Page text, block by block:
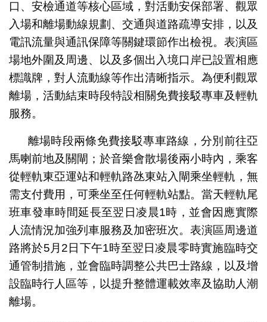
口、安檢通道等核心區域，對活動安保部署、觀眾
入場和離場動線規劃、交通與道路疏導安排，以及
電訊流量與通訊保障等關鍵環節作出檢視。表演區
場地外圍及周邊、以及多個出入境口岸已設置相應
標識牌，對人流動線等作出清晰指示。為便利觀眾
離場，活動結束時段特設相關免費接駁專車及輕軌
服務。
離場時段兩條免費接駁專車路線，分別前往亞
馬喇前地及關閘；於音樂會散場後兩小時內，乘客
從輕軌東亞運站和輕軌路氹東站入閘乘坐輕軌，無
需支付費用，可乘坐至任何輕軌站點。當天輕軌尾
班車發車時間延長至翌日凌晨1時，並會因應實際
人流情況加強列車服務及加密班次。表演區周邊道
路將於5月2日下午1時至翌日凌晨零時實施臨時交
通管制措施，並會臨時調整公共巴士路線，以及增
設臨時行人區等，以提升整體運載效率及協助人潮
離場。